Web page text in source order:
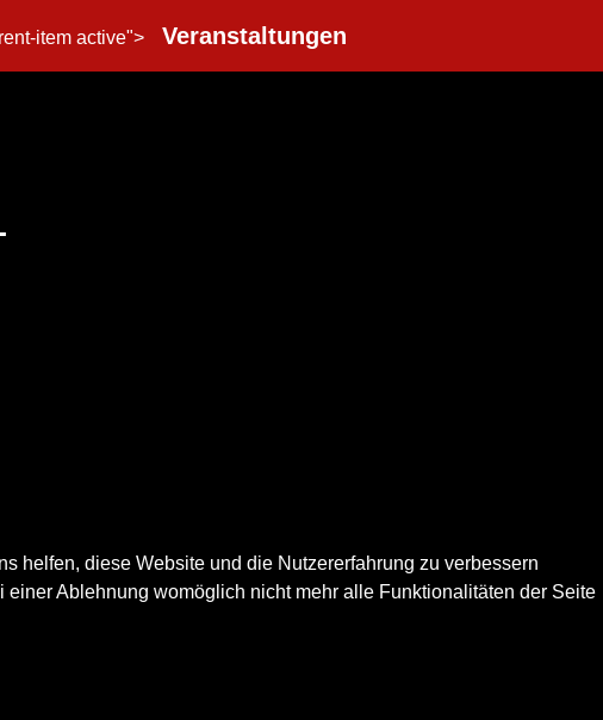
item active"> Veranstaltungen
helfen, diese Website und die Nutzererfahrung zu verbessern
Ablehnung womöglich nicht mehr alle Funktionalitäten der Seite